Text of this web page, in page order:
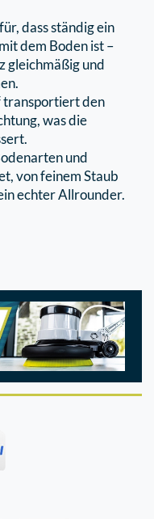
dass ständig ein
dem Boden ist –
gleichmäßig und
transportiert den
was die
und
von feinem Staub
echter Allrounder.